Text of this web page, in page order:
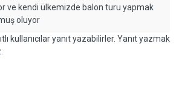
ve kendi ülkemizde balon turu yapmak
oluyor
kullanıcılar yanıt yazabilirler. Yanıt yazmak